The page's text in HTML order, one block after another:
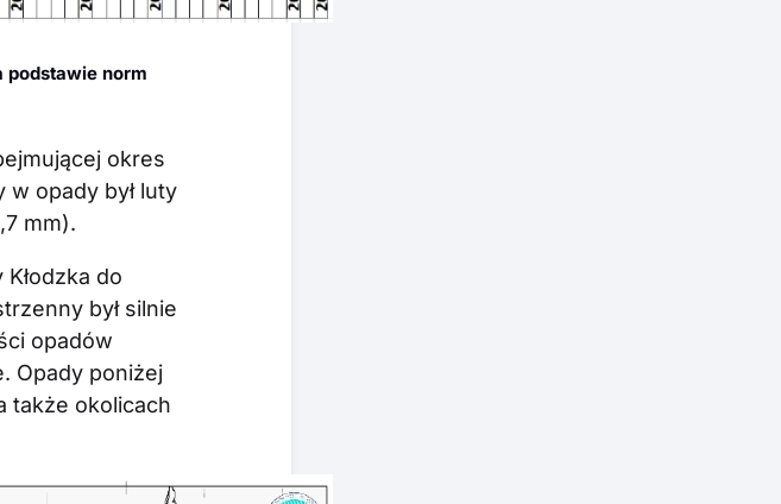
podstawie norm
okres
w opady był luty
mm).
do
był silnie
opadów
Opady poniżej
także okolicach